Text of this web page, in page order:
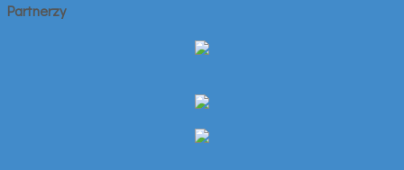
Partnerzy